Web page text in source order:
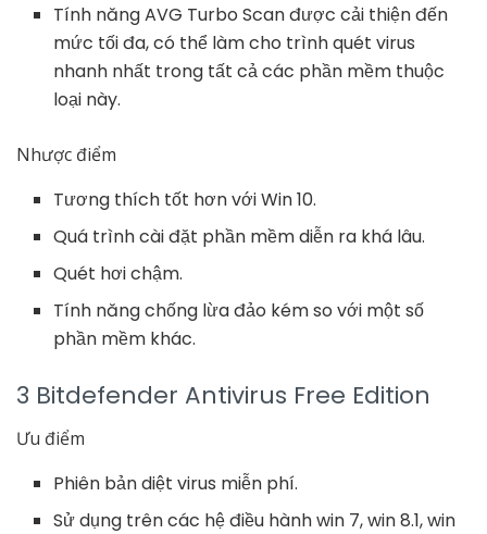
Tính năng AVG Turbo Scan được cải thiện đến
mức tối đa, có thể làm cho trình quét virus
nhanh nhất trong tất cả các phần mềm thuộc
loại này.
Nhược điểm
Tương thích tốt hơn với Win 10.
Quá trình cài đặt phần mềm diễn ra khá lâu.
Quét hơi chậm.
Tính năng chống lừa đảo kém so với một số
phần mềm khác.
3 Bitdefender Antivirus Free Edition
Ưu điểm
Phiên bản diệt virus miễn phí.
Sử dụng trên các hệ điều hành win 7, win 8.1, win